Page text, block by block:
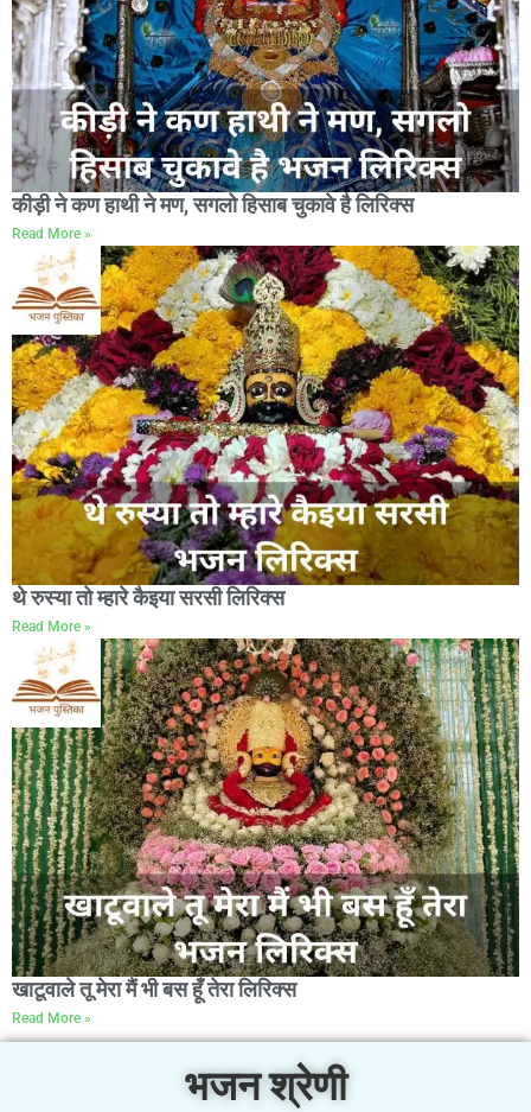
कीड़ी ने कण हाथी ने मण, सगलो हिसाब चुकावे है लिरिक्स
Read More »
थे रुस्या तो म्हारे कैइया सरसी लिरिक्स
Read More »
खाटूवाले तू मेरा मैं भी बस हूँ तेरा लिरिक्स
Read More »
भजन श्रेणी